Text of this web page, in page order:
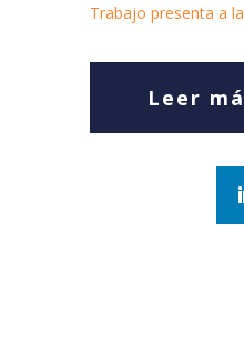
Trabajo presenta a
Leer